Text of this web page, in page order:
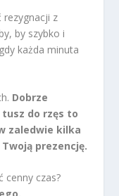
rezygnacji z
by szybko i
każda minuta
Dobrze
tusz do rzęs to
zaledwie kilka
prezencję.
cenny czas?